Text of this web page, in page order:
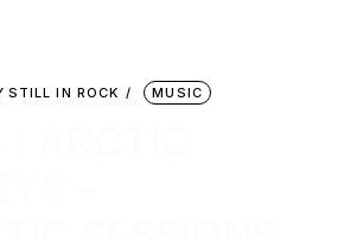
STILL IN ROCK MUSIC